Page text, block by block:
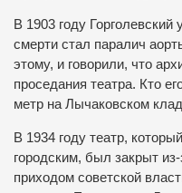
В 1903 году
смерти стал паралич
этому, и говорили, что
проседания театра. Кто
метр на Лычаковском
В 1934 году театр,
городским, был закрыт
приходом советской